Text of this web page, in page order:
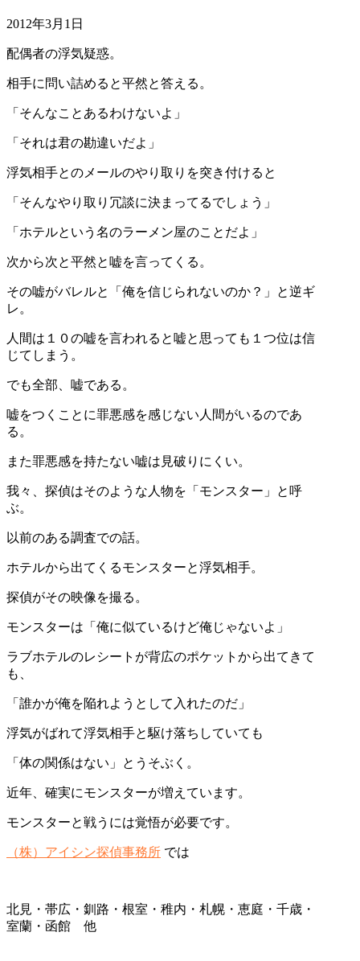
2012年3月1日
配偶者の浮気疑惑。
相手に問い詰めると平然と答える。
「そんなことあるわけないよ」
「それは君の勘違いだよ」
浮気相手とのメールのやり取りを突き付けると
「そんなやり取り冗談に決まってるでしょう」
「ホテルという名のラーメン屋のことだよ」
次から次と平然と嘘を言ってくる。
その嘘がバレルと「俺を信じられないのか？」と逆ギ
レ。
人間は１０の嘘を言われると嘘と思っても１つ位は信
じてしまう。
でも全部、嘘である。
嘘をつくことに罪悪感を感じない人間がいるのであ
る。
また罪悪感を持たない嘘は見破りにくい。
我々、探偵はそのような人物を「モンスター」と呼
ぶ。
以前のある調査での話。
ホテルから出てくるモンスターと浮気相手。
探偵がその映像を撮る。
モンスターは「俺に似ているけど俺じゃないよ」
ラブホテルのレシートが背広のポケットから出てきて
も、
「誰かが俺を陥れようとして入れたのだ」
浮気がばれて浮気相手と駆け落ちしていても
「体の関係はない」とうそぶく。
近年、確実にモンスターが増えています。
モンスターと戦うには覚悟が必要です。
（株）アイシン探偵事務所 では
北見・帯広・釧路・根室・稚内・札幌・恵庭・千歳・
室蘭・函館 他